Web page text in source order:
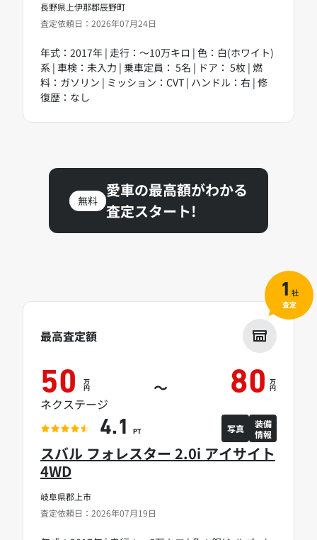
長野県上伊那郡辰野町
査定依頼日：2026年07月24日
年式：2017年 | 走行：～10万キロ | 色：白(ホワイト)
系 | 車検：未入力 | 乗車定員： 5名 | ドア： 5枚 | 燃
料：ガソリン | ミッション：CVT | ハンドル：右 | 修
復歴：なし
無料
愛車の最高額がわかる
査定スタート!
岐阜県郡上市
査定依頼日：2026年07月19日
スバル フォレスター 2.0i アイサイト
4WD
最高査定額
50 万
円 ～ 80 万
円
ネクステージ
4.1 PT 写真
装備
情報
1 社
査定